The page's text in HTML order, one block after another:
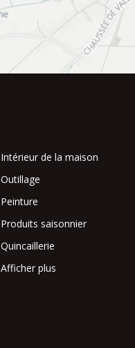
Intérieur de la maison
Outillage
Peinture
Produits saisonnier
Quincaillerie
Afficher plus